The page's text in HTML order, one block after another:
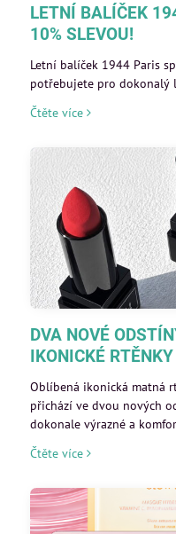
LETNÍ BALÍČEK
10% SLEVOU!
Letní balíček 1944 Paris
potřebujete pro dokonalý
Čtěte více
DVA NOVÉ
IKONICKÉ
Oblíbená ikonická matná
přichází ve dvou nových
dokonale výrazné a
Čtěte více